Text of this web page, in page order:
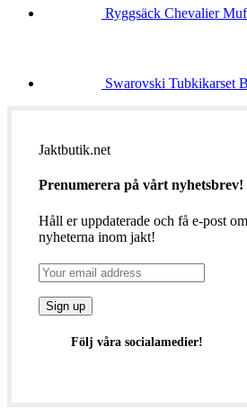
Ryggsäck Chevalier
Swarovski Tubkikarset
Jaktbutik.net
Prenumerera på vårt nyhetsbrev!
Håll er uppdaterade och få e-post
nyheterna inom jakt!
Följ våra socialamedier!